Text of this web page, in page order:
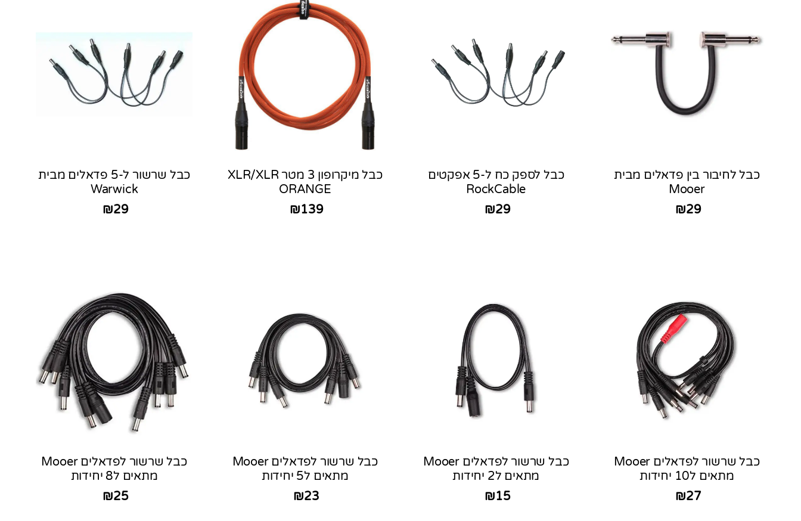
כבל לחיבור בין פדאלים מבית
Mooer
₪29
כבל לספק כח ל-5 אפקטים
RockCable
₪29
כבל מיקרופון 3 מטר XLR/XLR
ORANGE
₪139
כבל שרשור ל-5 פדאלים מבית
Warwick
₪29
כבל שרשור לפדאלים Mooer
מתאים ל10 יחידות
₪27
כבל שרשור לפדאלים Mooer
מתאים ל2 יחידות
₪15
כבל שרשור לפדאלים Mooer
מתאים ל5 יחידות
₪23
כבל שרשור לפדאלים Mooer
מתאים ל8 יחידות
₪25